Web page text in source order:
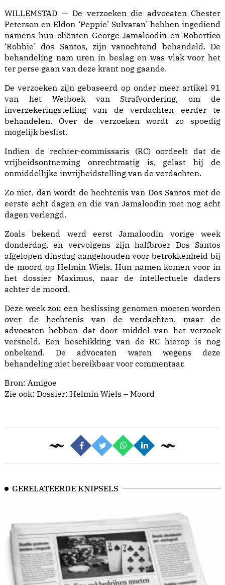
WILLEMSTAD — De verzoeken die advocaten Chester
Peterson en Eldon ‘Peppie’ Sulvaran’ hebben ingediend
namens hun cliënten George Jamaloodin en Robertico
‘Robbie’ dos Santos, zijn vanochtend behandeld. De
behandeling nam uren in beslag en was vlak voor het
ter perse gaan van deze krant nog gaande.
De verzoeken zijn gebaseerd op onder meer artikel 91
van het Wetboek van Strafvordering, om de
inverzekeringstelling van de verdachten eerder te
behandelen. Over de verzoeken wordt zo spoedig
mogelijk beslist.
Indien de rechter-commissaris (RC) oordeelt dat de
vrijheidsontneming onrechtmatig is, gelast hij de
onmiddellijke invrijheidstelling van de verdachten.
Zo niet, dan wordt de hechtenis van Dos Santos met de
eerste acht dagen en die van Jamaloodin met nog acht
dagen verlengd.
Zoals bekend werd eerst Jamaloodin vorige week
donderdag, en vervolgens zijn halfbroer Dos Santos
afgelopen dinsdag aangehouden voor betrokkenheid bij
de moord op Helmin Wiels. Hun namen komen voor in
het dossier Maximus, naar de intellectuele daders
achter de moord.
Deze week zou een beslissing genomen moeten worden
over de hechtenis van de verdachten, maar de
advocaten hebben dat door middel van het verzoek
versneld. Een beschikking van de RC hierop is nog
onbekend. De advocaten waren wegens deze
behandeling niet bereikbaar voor commentaar.
Bron: Amigoe
Zie ook: Dossier: Helmin Wiels – Moord
GERELATEERDE KNIPSELS